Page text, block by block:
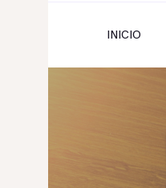
INICIO
TIENDA ONLINE